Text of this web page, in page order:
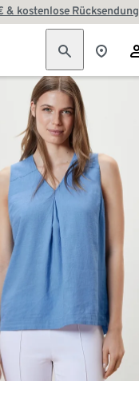
& kostenlose Rücksendung